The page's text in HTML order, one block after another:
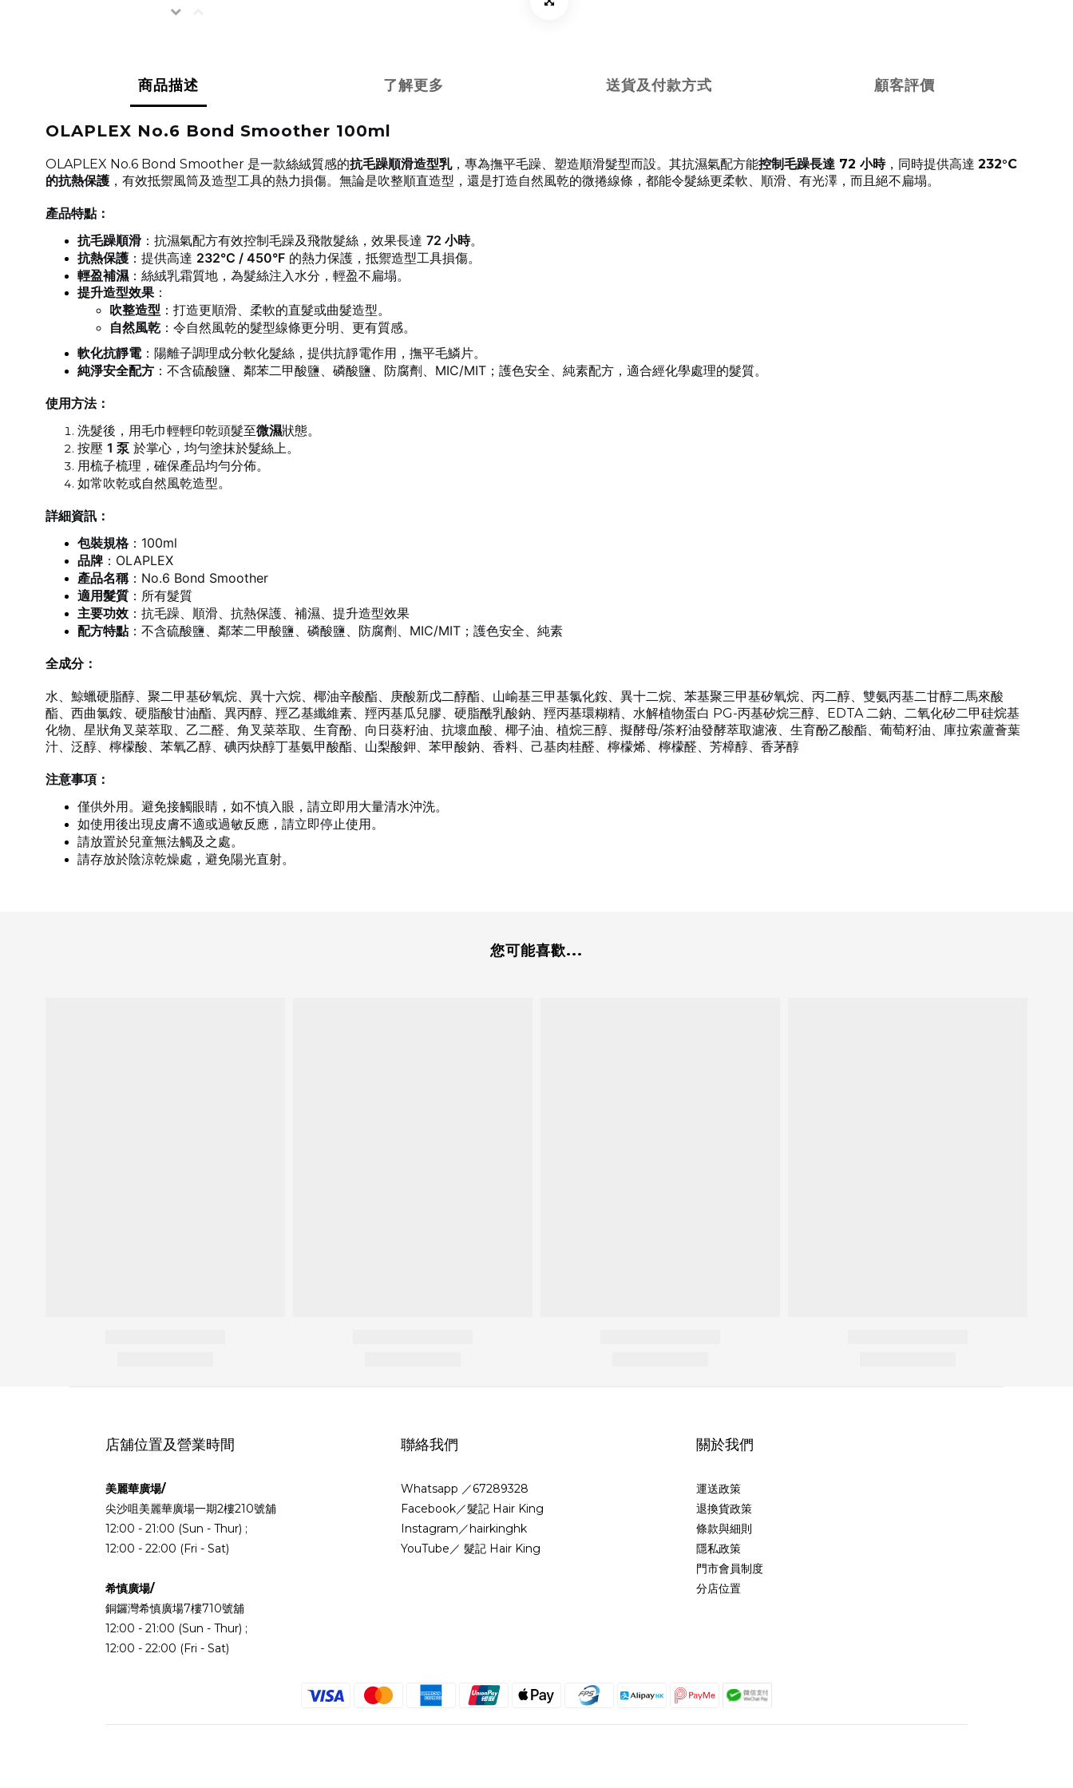
商品描述 了解更多 送貨及付款方式 顧客評價
OLAPLEX No.6 Bond Smoother 100ml
OLAPLEX No.6 Bond Smoother 是一款絲絨質感的抗毛躁順滑造型乳，專為撫平毛躁、塑造順滑髮型而設。其抗濕氣配方能控制毛躁長達 72 小時，同時提供高達 232°C
的抗熱保護 ，有效抵禦風筒及造型工具的熱力損傷。無論是吹整順直造型，還是打造自然風乾的微捲線條，都能令髮絲更柔軟、順滑、有光澤，而且絕不扁塌。
產品特點：
抗毛躁順滑 ：抗濕氣配方有效控制毛躁及飛散髮絲，效果長達 72 小時。
抗熱保護 ：提供高達 232°C / 450°F 的熱力保護，抵禦造型工具損傷。
輕盈補濕：絲絨乳霜質地，為髮絲注入水分，輕盈不扁塌。
提升造型效果 ：
吹整造型 ：打造更順滑、柔軟的直髮或曲髮造型。
自然風乾 ：令自然風乾的髮型線條更分明、更有質感。
軟化抗靜電：陽離子調理成分軟化髮絲，提供抗靜電作用，撫平毛鱗片。
純淨安全配方 ：不含硫酸鹽、鄰苯二甲酸鹽、磷酸鹽、防腐劑、MIC/MIT；護色安全、純素配方，適合經化學處理的髮質。
使用方法：
洗髮後，用毛巾輕輕印乾頭髮至微濕狀態。
按壓 1 泵 於掌心，均勻塗抹於髮絲上。
用梳子梳理，確保產品均勻分佈。
如常吹乾或自然風乾造型。
詳細資訊：
包裝規格：100ml
品牌 ：OLAPLEX
產品名稱：No.6 Bond Smoother
適用髮質 ：所有髮質
主要功效 ：抗毛躁、順滑、抗熱保護、補濕、提升造型效果
配方特點：不含硫酸鹽、鄰苯二甲酸鹽、磷酸鹽、防腐劑、MIC/MIT；護色安全、純素
全成分：
水、鯨蠟硬脂醇、聚二甲基矽氧烷、異十六烷、椰油辛酸酯、庚酸新戊二醇酯、山崳基三甲基氯化銨、異十二烷、苯基聚三甲基矽氧烷、丙二醇、雙氨丙基二甘醇二馬來酸
酯、西曲氯銨、硬脂酸甘油酯、異丙醇、羥乙基纖維素、羥丙基瓜兒膠、硬脂酰乳酸鈉、羥丙基環糊精、水解植物蛋白 PG-丙基矽烷三醇、EDTA 二鈉、二氧化矽二甲硅烷基
化物、星狀角叉菜萃取、乙二醛、角叉菜萃取、生育酚、向日葵籽油、抗壞血酸、椰子油、植烷三醇、擬酵母/茶籽油發酵萃取濾液、生育酚乙酸酯、葡萄籽油、庫拉索蘆薈葉
汁、泛醇、檸檬酸、苯氧乙醇、碘丙炔醇丁基氨甲酸酯、山梨酸鉀、苯甲酸鈉、香料、己基肉桂醛、檸檬烯、檸檬醛、芳樟醇、香茅醇
注意事項：
僅供外用。避免接觸眼睛，如不慎入眼，請立即用大量清水沖洗。
如使用後出現皮膚不適或過敏反應，請立即停止使用。
請放置於兒童無法觸及之處。
請存放於陰涼乾燥處，避免陽光直射。
您可能喜歡...
店舖位置及營業時間
美麗華廣場/
尖沙咀美麗華廣場一期2樓210號舖
12:00 - 21:00 (Sun - Thur) ;
12:00 - 22:00 (Fri - Sat)
希慎廣場/
銅鑼灣希慎廣場7樓710號舖
12:00 - 21:00 (Sun - Thur) ;
12:00 - 22:00 (Fri - Sat)
聯絡我們
Whatsapp ／67289328
Facebook／髮記 Hair King
Instagram／hairkinghk
YouTube／ 髮記 Hair King
關於我們
運送政策
退換貨政策
條款與細則
隱私政策
門市會員制度
分店位置